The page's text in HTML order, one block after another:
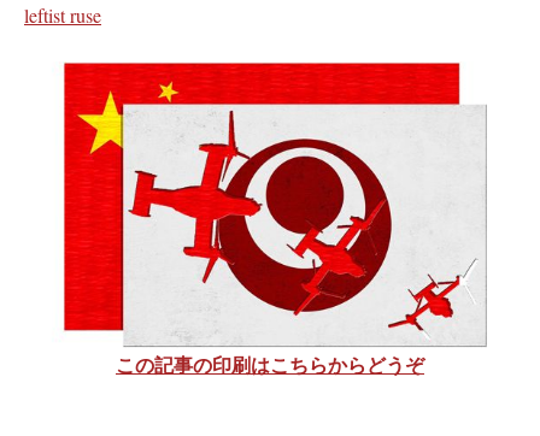
leftist ruse
この記事の印刷はこちらからどうぞ